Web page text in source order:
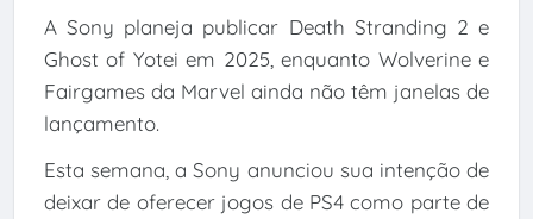
A Sony planeja publicar Death Stranding 2 e
Ghost of Yotei em 2025, enquanto Wolverine e
Fairgames da Marvel ainda não têm janelas de
lançamento.
Esta semana, a Sony anunciou sua intenção de
deixar de oferecer jogos de PS4 como parte de